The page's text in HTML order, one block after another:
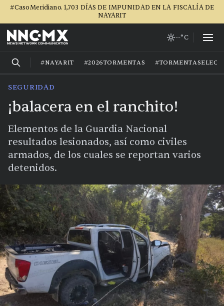
#CasoMeridiano. 1,703 DÍAS DE IMPUNIDAD EN LA FISCALÍA DE
NAYARIT
--°C
#NAYARIT #2026TORMENTAS
SEGURIDAD
¡balacera en el ranchito!
Elementos de la Guardia Nacional
resultados lesionados, así como civiles
armados, de los cuales se reportan varios
detenidos.